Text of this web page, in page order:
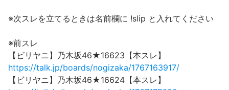
※次スレを立てるときは名前欄に !slip と入れてください
※前スレ
【ビリヤニ】乃木坂46★16623【本スレ】
https://talk.jp/boards/nogizaka/1767163917/
【ビリヤニ】乃木坂46★16624【本スレ】